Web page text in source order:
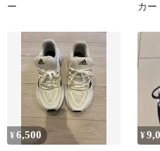
ー
カー
¥6,500 ¥